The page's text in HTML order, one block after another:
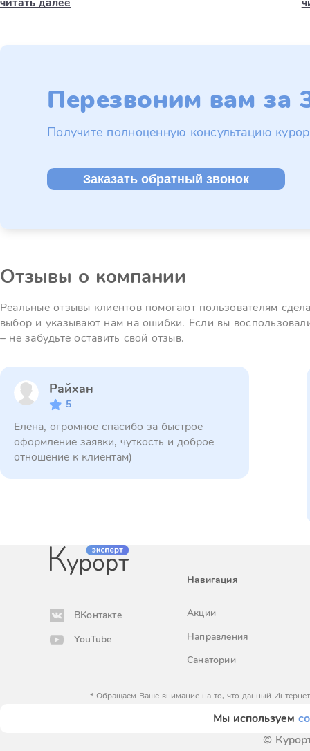
Мы используем
Перезвоним вам за
Получите полноценную консультацию
Заказать обратный звонок
Отзывы о компании
Реальные отзывы клиентов помогают пользователям
выбор и указывают нам на ошибки. Если вы
– не забудьте оставить свой отзыв.
Райхан
5
Елена, огромное спасибо за быстрое
оформление заявки, чуткость и доброе
отношение к клиентам)
ВКонтакте
YouTube
Навигация
Акции
Направления
Санатории
* Обращаем Ваше внимание на то, что данный
©